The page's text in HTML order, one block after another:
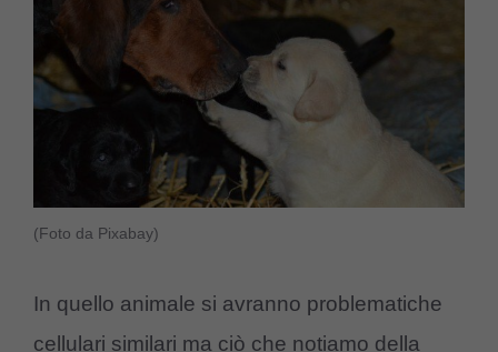
(Foto da Pixabay)
In quello animale si avranno problematiche
cellulari similari ma ciò che notiamo della